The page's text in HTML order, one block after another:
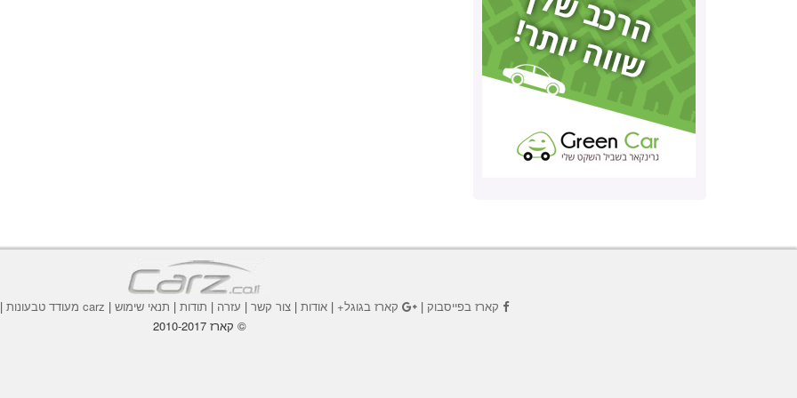
קארז בפייסבוק | קארז בגוגל+ | אודות | צור קשר | עזרה | תודות | תנאי שימוש | carz מעודד טבעונות |
© קארז 2010-2017